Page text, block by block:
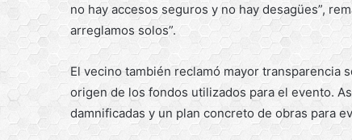
no hay accesos seguros y no hay desagües”,
arreglamos solos”.
El vecino también reclamó mayor transparencia
origen de los fondos utilizados para el evento.
damnificadas y un plan concreto de obras para